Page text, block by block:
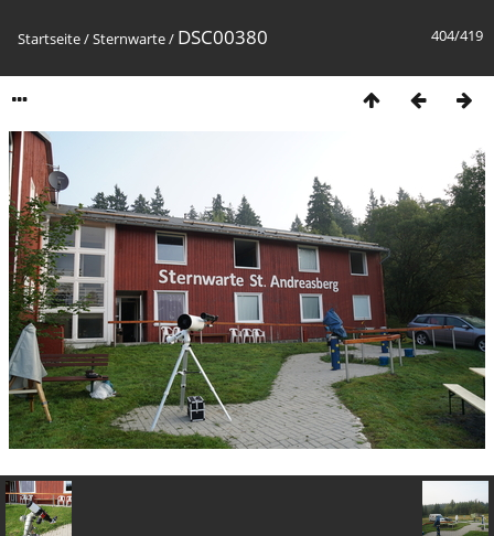
404/419
Startseite/Sternwarte/ DSC00380